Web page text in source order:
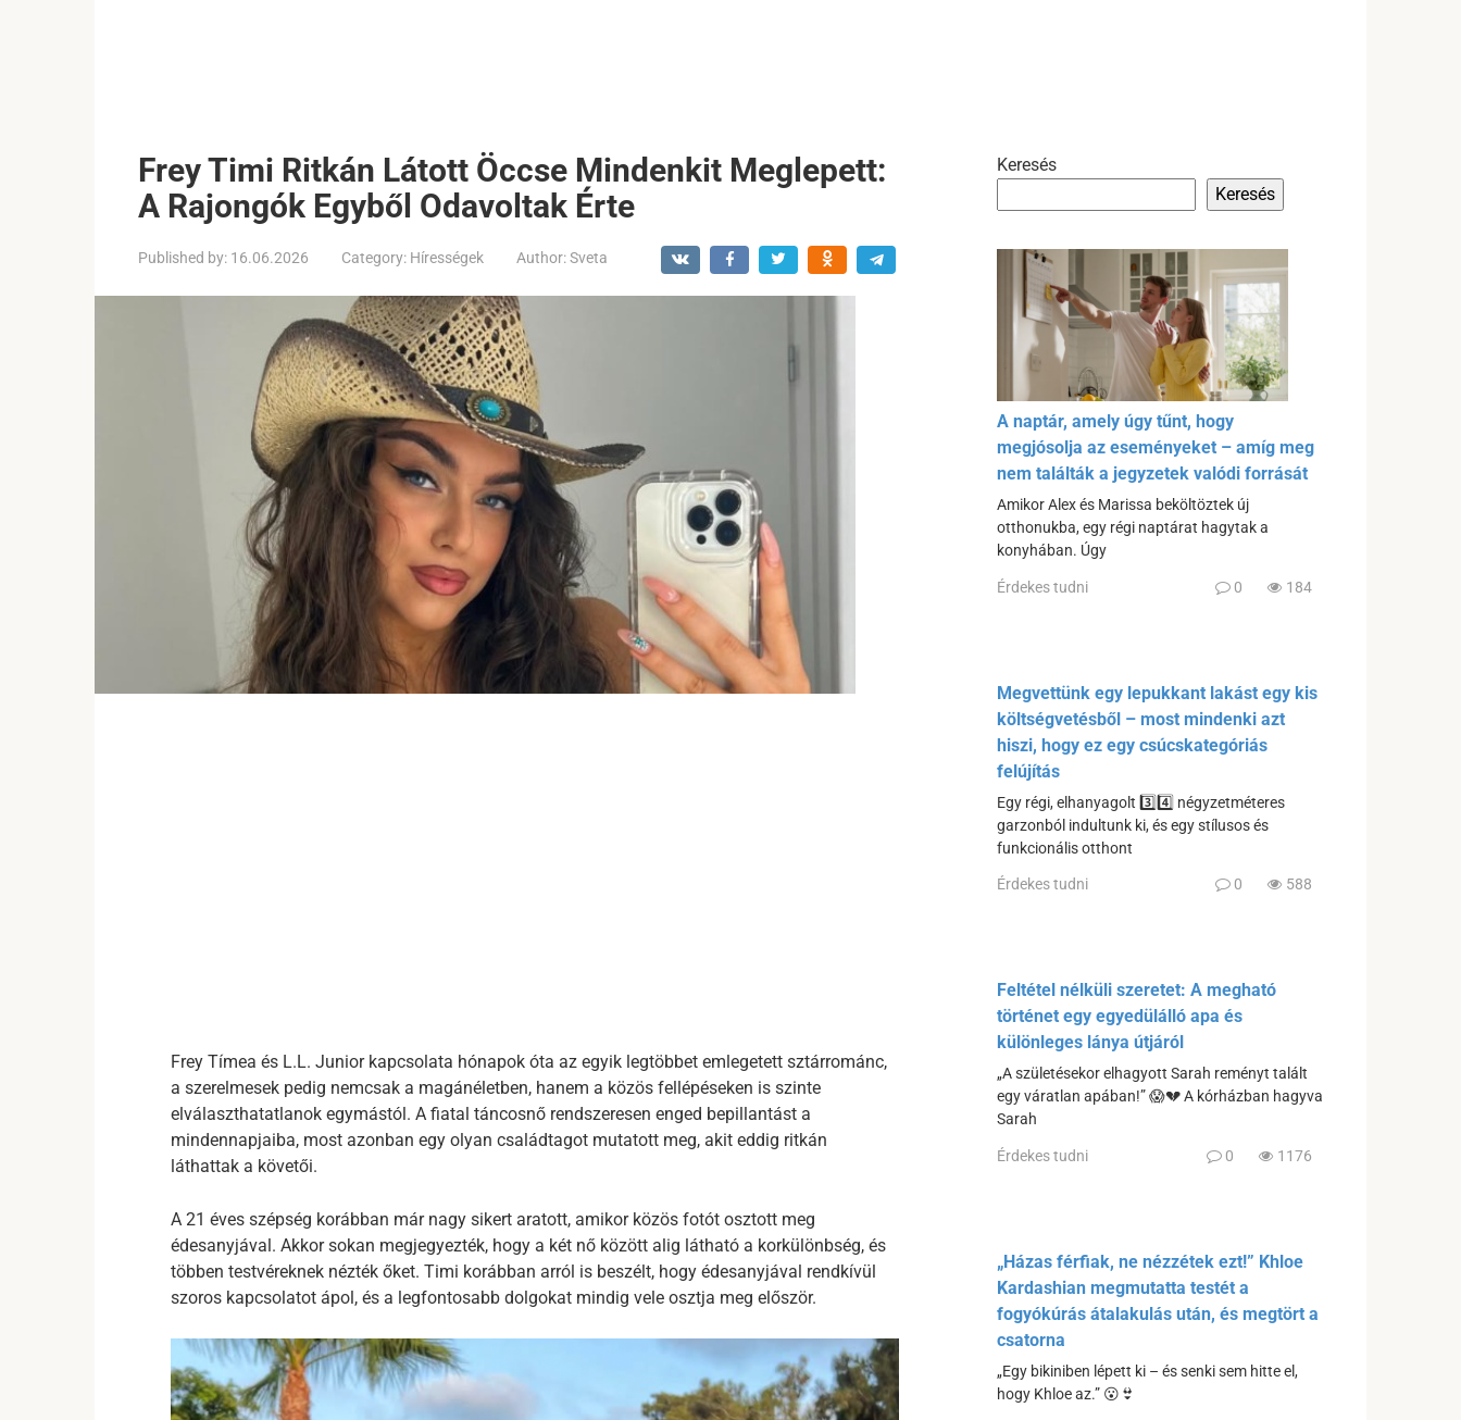
Frey Timi Ritkán Látott Öccse Mindenkit Meglepett:
A Rajongók Egyből Odavoltak Érte
Published by: 16.06.2026 Category: Hírességek Author:Sveta
Frey Tímea és L.L. Junior kapcsolata hónapok óta az egyik legtöbbet emlegetett sztárrománc,
a szerelmesek pedig nemcsak a magánéletben, hanem a közös fellépéseken is szinte
elválaszthatatlanok egymástól. A fiatal táncosnő rendszeresen enged bepillantást a
mindennapjaiba, most azonban egy olyan családtagot mutatott meg, akit eddig ritkán
láthattak a követői.
A 21 éves szépség korábban már nagy sikert aratott, amikor közös fotót osztott meg
édesanyjával. Akkor sokan megjegyezték, hogy a két nő között alig látható a korkülönbség, és
többen testvéreknek nézték őket. Timi korábban arról is beszélt, hogy édesanyjával rendkívül
szoros kapcsolatot ápol, és a legfontosabb dolgokat mindig vele osztja meg először.
Keresés
Keresés
A naptár, amely úgy tűnt, hogy
megjósolja az eseményeket – amíg meg
nem találták a jegyzetek valódi forrását
Amikor Alex és Marissa beköltöztek új
otthonukba, egy régi naptárat hagytak a
konyhában. Úgy
Érdekes tudni 0 184
Megvettünk egy lepukkant lakást egy kis
költségvetésből – most mindenki azt
hiszi, hogy ez egy csúcskategóriás
felújítás
Egy régi, elhanyagolt 3️⃣4️⃣ négyzetméteres
garzonból indultunk ki, és egy stílusos és
funkcionális otthont
Érdekes tudni 0 588
Feltétel nélküli szeretet: A megható
történet egy egyedülálló apa és
különleges lánya útjáról
„A születésekor elhagyott Sarah reményt talált
egy váratlan apában!” 😱💔 A kórházban hagyva
Sarah
Érdekes tudni 0 1176
„Házas férfiak, ne nézzétek ezt!” Khloe
Kardashian megmutatta testét a
fogyókúrás átalakulás után, és megtört a
csatorna
„Egy bikiniben lépett ki – és senki sem hitte el,
hogy Khloe az.” 😮👙